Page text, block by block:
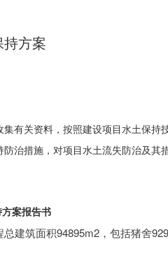
持方案
有关资料，按照建设项目水土保持
治措施，对项目水土流失防治及其
案报告书
建筑面积94895m2，包括猪舍